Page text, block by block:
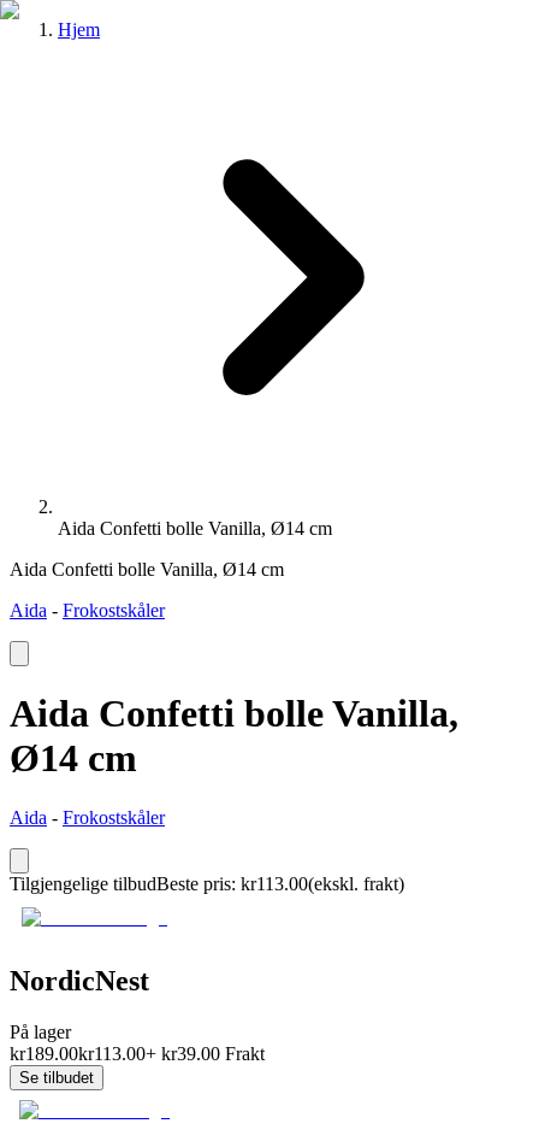
Hjem
Aida Confetti bolle Vanilla, Ø14 cm
Aida Confetti bolle Vanilla, Ø14 cm
Aida - Frokostskåler
Aida Confetti bolle Vanilla,
Ø14 cm
Aida - Frokostskåler
Tilgjengelige tilbudBeste pris: kr113.00(ekskl. frakt)
NordicNest
På lager
kr189.00kr113.00+ kr39.00 Frakt
Se tilbudet